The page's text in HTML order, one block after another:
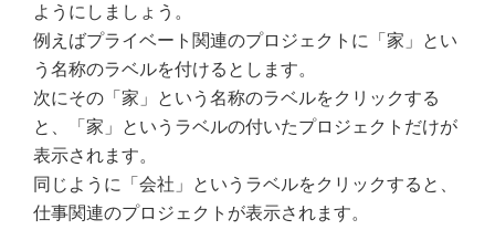
ようにしましょう。
例えばプライベート関連のプロジェクトに「家」とい
う名称のラベルを付けるとします。
次にその「家」という名称のラベルをクリックする
と、「家」というラベルの付いたプロジェクトだけが
表示されます。
同じように「会社」というラベルをクリックすると、
仕事関連のプロジェクトが表示されます。